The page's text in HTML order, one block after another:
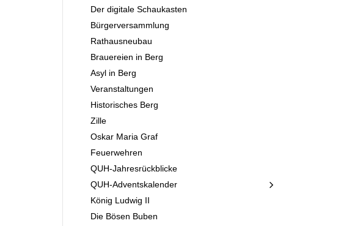
Der digitale Schaukasten
Bürgerversammlung
Rathausneubau
Brauereien in Berg
Asyl in Berg
Veranstaltungen
Historisches Berg
Zille
Oskar Maria Graf
Feuerwehren
QUH-Jahresrückblicke
QUH-Adventskalender
König Ludwig II
Die Bösen Buben